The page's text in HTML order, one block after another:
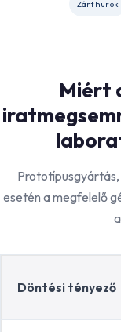
Zárt hurok
Miért
Prototípusgyártás,
esetén a megfelelő
Döntési tényező